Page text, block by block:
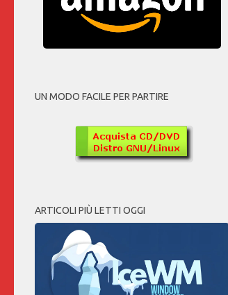
UN MODO FACILE PER PARTIRE
ARTICOLI PIÙ LETTI OGGI